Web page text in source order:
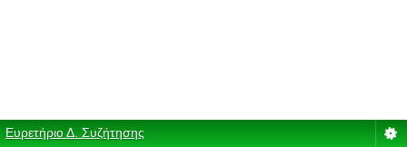
Ευρετήριο Δ. Συζήτησης